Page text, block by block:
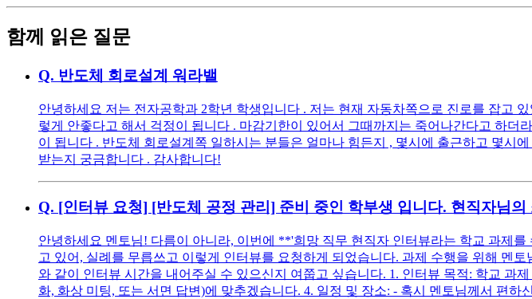
함께 읽은 질문
Q. 반도체 회로설계 워라밸
안녕하세요 저는 전자공학과 2학년 학생입니다 . 저는 현재 자동차쪽으로 진로를 잡고
렇게 안좋다고 해서 걱정이 됩니다 . 마감기한이 있어서 그때까지는 죽어나간다고 하
이 됩니다 . 반도체 회로설계쪽 일하시는 분들은 얼마나 힘든지 , 몇시에 출근하고 몇시
받는지 궁금합니다 . 감사합니다!
Q. [인터뷰 요청] [반도체 공정 관리] 준비 중인 학부생 입니다. 현직자님
안녕하세요 멘토님! 다름이 아니라, 이번에 **'희망 직무 현직자 인터뷰라는 학교 과제
고 있어, 실례를 무릅쓰고 이렇게 인터뷰를 요청하게 되었습니다. 과제 수행을 위해 멘
와 같이 인터뷰 시간을 내어주실 수 있으신지 여쭙고 싶습니다. 1. 인터뷰 목적: 학교 과
화, 화상 미팅, 또는 서면 답변)에 맞추겠습니다. 4. 일정 및 장소: - 혹시 멘토님께서 편